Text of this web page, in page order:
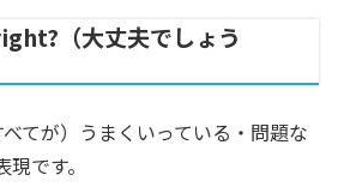
（大丈夫でしょう
てが）うまくいっている・問題な
です。